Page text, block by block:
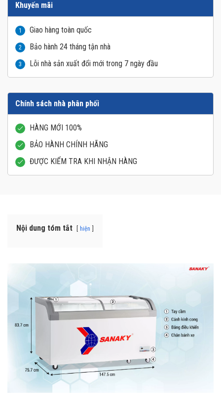
Khuyến mãi
1 Giao hàng toàn quốc
2 Bảo hành 24 tháng tận nhà
3 Lỗi nhà sản xuất đổi mới trong 7 ngày đầu
Chính sách nhà phân phối
HÀNG MỚI 100%
BẢO HÀNH CHÍNH HÃNG
ĐƯỢC KIỂM TRA KHI NHẬN HÀNG
Nội dung tóm tắt hiện